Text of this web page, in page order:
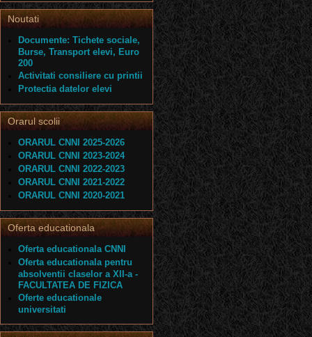
Noutati
Documente: Tichete sociale,
Burse, Transport elevi, Euro
200
Activitati consiliere cu printii
Protectia datelor elevi
Orarul scolii
ORARUL CNNI 2025-2026
ORARUL CNNI 2023-2024
ORARUL CNNI 2022-2023
ORARUL CNNI 2021-2022
ORARUL CNNI 2020-2021
Oferta educationala
Oferta educationala CNNI
Oferta educationala pentru
absolventii claselor a XII-a -
FACULTATEA DE FIZICA
Oferte educationale
universitati